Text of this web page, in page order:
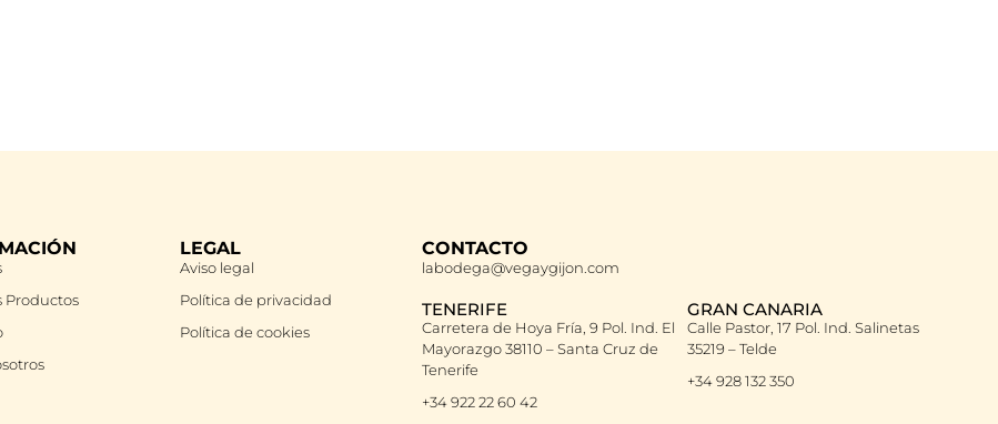
Productos
LEGAL
Aviso legal
Política de privacidad
Política de cookies
CONTACTO
labodega@vegaygijon.com
TENERIFE
Carretera de Hoya Fría, 9 Pol. Ind. El
Mayorazgo 38110 – Santa Cruz de
Tenerife
+34 922 22 60 42
GRAN CANARIA
Calle Pastor, 17 Pol. Ind. Salinetas
35219 – Telde
+34 928 132 350